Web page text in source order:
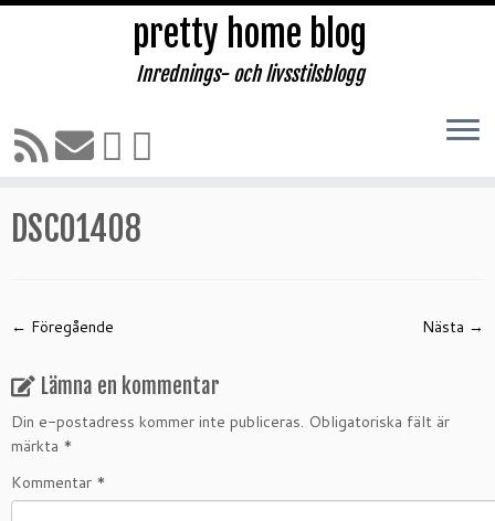
Hoppa
till
pretty home blog
Inrednings- och livsstilsblogg
Hem » Pernilla Wahlgren klänningar och födelsedagskalas!!
DSC01408
← Föregående Nästa →
Lämna en kommentar
Din e-postadress kommer inte publiceras. Obligatoriska fält är
märkta *
Kommentar *